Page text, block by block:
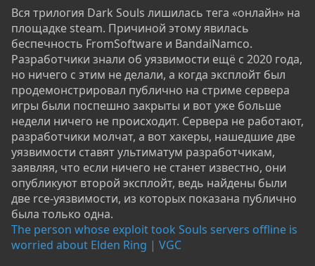
Вся трилогия Dark Souls лишилась тега «онлайн» на
площадке steam. Причиной этому явилась
беспечность FromSoftware и BandaiNamco.
Разработчики знали об уязвимости ещё с 2020 года,
но ничего с этим не делали, а когда эксплойт был
продемонстрировал публично на стриме сервера
игры были поспешно закрыты и вот уже больше
недели ничего не происходит. Сервера не работают,
разработчики молчат, а вот хакеры, нашедшие две
уязвимости ставят ультиматум разработчикам,
заявляя, что если ничего не станет известно, они
опубликуют второй эксплойт, ведь найдены были
две rce-уязвимости, из которых показана публично
была только одна.
The person whose exploit took Souls servers offline is
worried about Elden Ring | VGC